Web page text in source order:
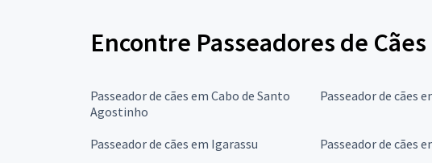
Encontre Passeadores de
Passeador de cães em Cabo de Santo
Agostinho
Passeador de cães
Passeador de cães em Igarassu Passeador de cães